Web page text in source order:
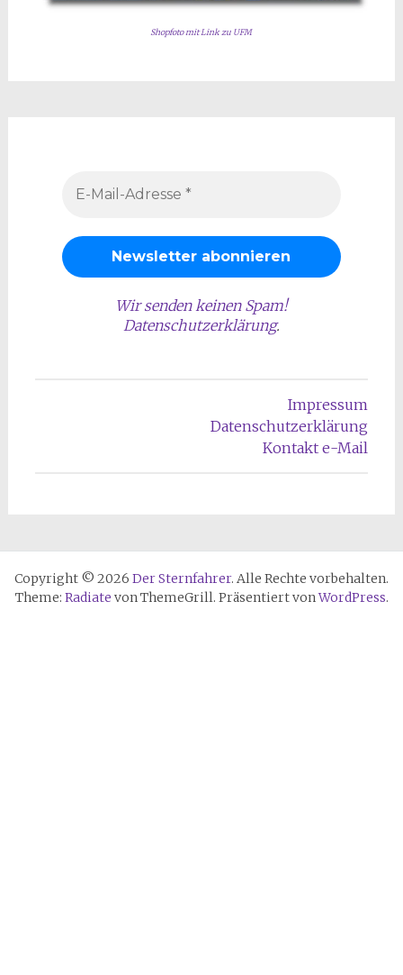
Shopfoto mit Link zu UFM
Wir senden keinen Spam!
Datenschutzerklärung.
Impressum
Datenschutzerklärung
Kontakt e-Mail
Copyright © 2026 Der Sternfahrer. Alle Rechte vorbehalten.
Theme: Radiate von ThemeGrill. Präsentiert vonWordPress.